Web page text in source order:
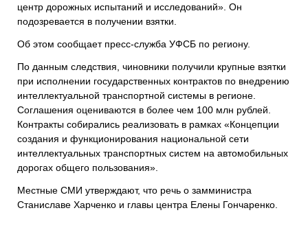
центр дорожных испытаний и исследований» . Он
подозревается в получении взятки.
Об этом сообщает пресс-служба УФСБ по региону.
По данным следствия, чиновники получили крупные взятки
при исполнении государственных контрактов по внедрению
интеллектуальной транспортной системы в регионе.
Соглашения оцениваются в более чем 100 млн рублей.
Контракты собирались реализовать в рамках «Концепции
создания и функционирования национальной сети
интеллектуальных транспортных систем на автомобильных
дорогах общего пользования».
Местные СМИ утверждают, что речь о замминистра
Станиславе Харченко и главы центра Елены Гончаренко.